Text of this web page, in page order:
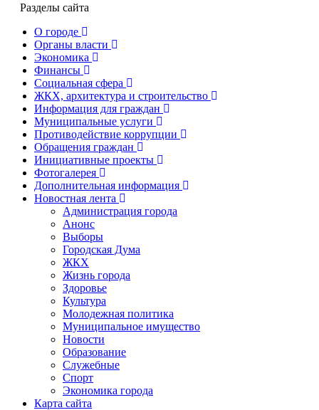
Разделы сайта
О городе
Органы власти
Экономика
Финансы
Социальная сфера
ЖКХ, архитектура и строительство
Информация для граждан
Муниципальные услуги
Противодействие коррупции
Обращения граждан
Инициативные проекты
Фотогалерея
Дополнительная информация
Новостная лента
Администрация города
Анонс
Выборы
Городская Дума
ЖКХ
Жизнь города
Здоровье
Культура
Молодежная политика
Муниципальное имущество
Новости
Образование
Служебные
Спорт
Экономика города
Карта сайта